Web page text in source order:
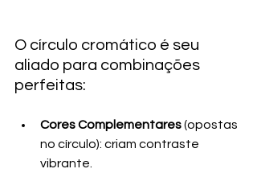
O círculo cromático é seu
aliado para combinações
perfeitas:
Cores Complementares (opostas
no círculo): criam contraste
vibrante.